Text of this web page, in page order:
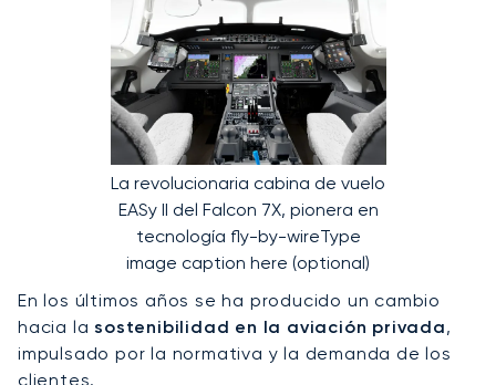
La revolucionaria cabina de vuelo
EASy II del Falcon 7X, pionera en
tecnología fly-by-wireType
image caption here (optional)
En los últimos años se ha producido un cambio
hacia lasostenibilidad en la aviación privada,
impulsado por la normativa y la demanda de los
clientes.